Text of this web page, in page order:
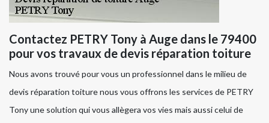
Contactez PETRY Tony à Auge dans le 79400
pour vos travaux de devis réparation toiture
Nous avons trouvé pour vous un professionnel dans le milieu de
devis réparation toiture nous vous offrons les services de PETRY
Tony une solution qui vous allègera vos vies mais aussi celui de